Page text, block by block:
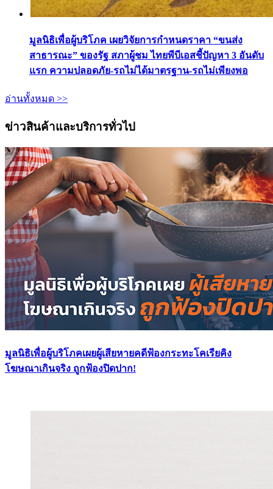
มูลนิธิเพื่อผู้บริโภค เผยวิจัยการกำหนดราคา “ขนส่ง
สาธารณะ” ของรัฐ สภาผู้ชม ไทยพีบีเอสชี้ปัญหา 3 อันดับ
แรก ความปลอดภัย-รถไม่ได้มาตรฐาน-รถไม่เพียงพอ
อ่านทั้งหมด >>
ข่าวสินค้าและบริการทั่วไป
มูลนิธิเพื่อผู้บริโภคเผยผู้เสียหายคดีฟ้องกระทะโคเรียคิง
โฆษณาเกินจริง ถูกฟ้องปิดปาก!